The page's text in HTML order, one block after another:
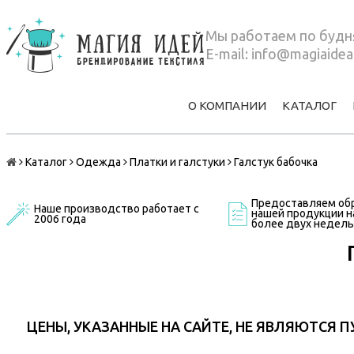
Мы работаем по
E-mail:
О КОМПАНИИ КАТАЛОГ
Каталог Одежда Платки и галстуки Галстук бабочка
Наше производство работает с
2006 года
Предоставляем
нашей продукции
более двух недель
ЦЕНЫ, УКАЗАННЫЕ НА САЙТЕ, НЕ